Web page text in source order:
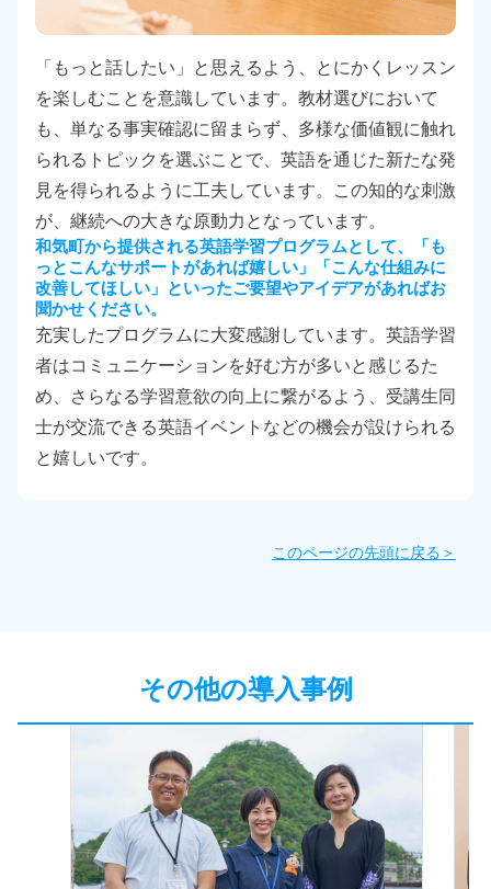
「もっと話したい」と思えるよう、とにかくレッスン
を楽しむことを意識しています。教材選びにおいて
も、単なる事実確認に留まらず、多様な価値観に触れ
られるトピックを選ぶことで、英語を通じた新たな発
見を得られるように工夫しています。この知的な刺激
が、継続への大きな原動力となっています。
和気町から提供される英語学習プログラムとして、「も
っとこんなサポートがあれば嬉しい」「こんな仕組みに
改善してほしい」といったご要望やアイデアがあればお
聞かせください。
充実したプログラムに大変感謝しています。英語学習
者はコミュニケーションを好む方が多いと感じるた
め、さらなる学習意欲の向上に繋がるよう、受講生同
士が交流できる英語イベントなどの機会が設けられる
と嬉しいです。
このページの先頭に戻る＞
その他の導入事例